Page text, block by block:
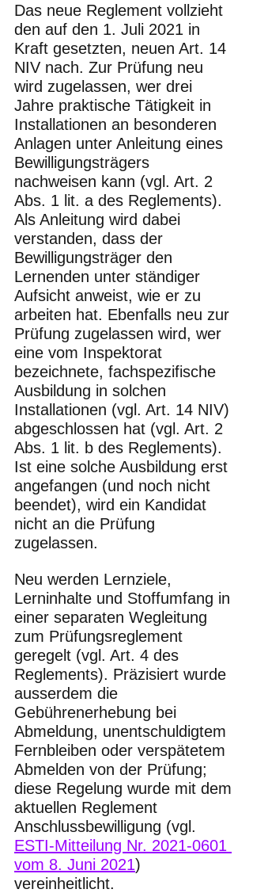
Das neue Reglement vollzieht
den auf den 1. Juli 2021 in
Kraft gesetzten, neuen Art. 14
NIV nach. Zur Prüfung neu
wird zugelassen, wer drei
Jahre praktische Tätigkeit in
Installationen an besonderen
Anlagen unter Anleitung eines
Bewilligungsträgers
nachweisen kann (vgl. Art. 2
Abs. 1 lit. a des Reglements).
Als Anleitung wird dabei
verstanden, dass der
Bewilligungsträger den
Lernenden unter ständiger
Aufsicht anweist, wie er zu
arbeiten hat. Ebenfalls neu zur
Prüfung zugelassen wird, wer
eine vom Inspektorat
bezeichnete, fachspezifische
Ausbildung in solchen
Installationen (vgl. Art. 14 NIV)
abgeschlossen hat (vgl. Art. 2
Abs. 1 lit. b des Reglements).
Ist eine solche Ausbildung erst
angefangen (und noch nicht
beendet), wird ein Kandidat
nicht an die Prüfung
zugelassen.
Neu werden Lernziele,
Lerninhalte und Stoffumfang in
einer separaten Wegleitung
zum Prüfungsreglement
geregelt (vgl. Art. 4 des
Reglements). Präzisiert wurde
ausserdem die
Gebührenerhebung bei
Abmeldung, unentschuldigtem
Fernbleiben oder verspätetem
Abmelden von der Prüfung;
diese Regelung wurde mit dem
aktuellen Reglement
Anschlussbewilligung (vgl.
ESTI-Mitteilung Nr. 2021-0601
vom 8. Juni 2021)
vereinheitlicht.